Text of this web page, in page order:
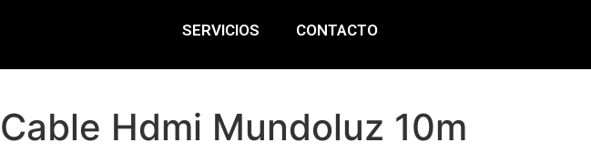
SERVICIOS CONTACTO
Cable Hdmi Mundoluz 10m